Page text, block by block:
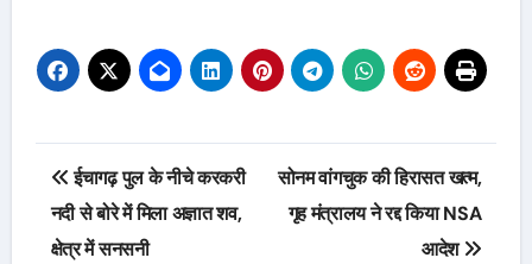
Post
navigation
ईचागढ़ पुल के नीचे करकरी
नदी से बोरे में मिला अज्ञात शव,
क्षेत्र में सनसनी
सोनम वांगचुक की हिरासत खत्म,
गृह मंत्रालय ने रद्द किया NSA
आदेश